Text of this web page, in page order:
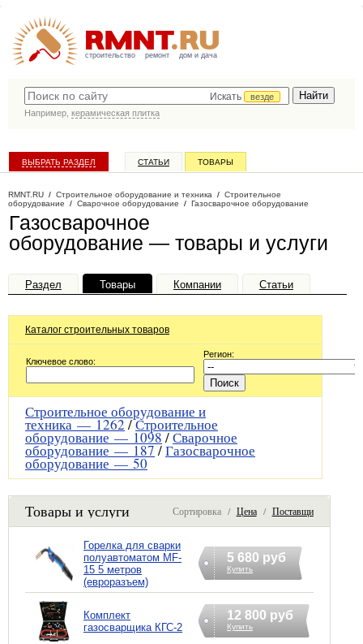
строительство ремонт дом и дача
Искать
везде
Например, керамическая плитка
ВЫБРАТЬ РАЗДЕЛ СТАТЬИ ТОВАРЫ
RMNT.RU / Строительное оборудование и техника / Строительное
оборудование / Сварочное оборудование / Газосварочное оборудование
Газосварочное
оборудование — товары и услуги
Раздел Товары Компании Статьи
Каталог строительных товаров
Ключевое слово:
Регион:
Строительное оборудование и
техника —1262/Строительное
оборудование — 1098/Сварочное
оборудование —187/Газосварочное
оборудование —50
Товары и услуги Сортировка / Цена/ Поставщик
Горелка для сварки
полуавтоматом MF-
15 5 метров
(евроразъем)
5 680 руб
Купить
Комплект
газосварщика КГС-2
12 800 руб
Купить